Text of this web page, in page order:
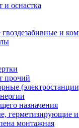
и оснастка
гвоздезабивные и
прочий
назначения
герметизирующие и
монтажная